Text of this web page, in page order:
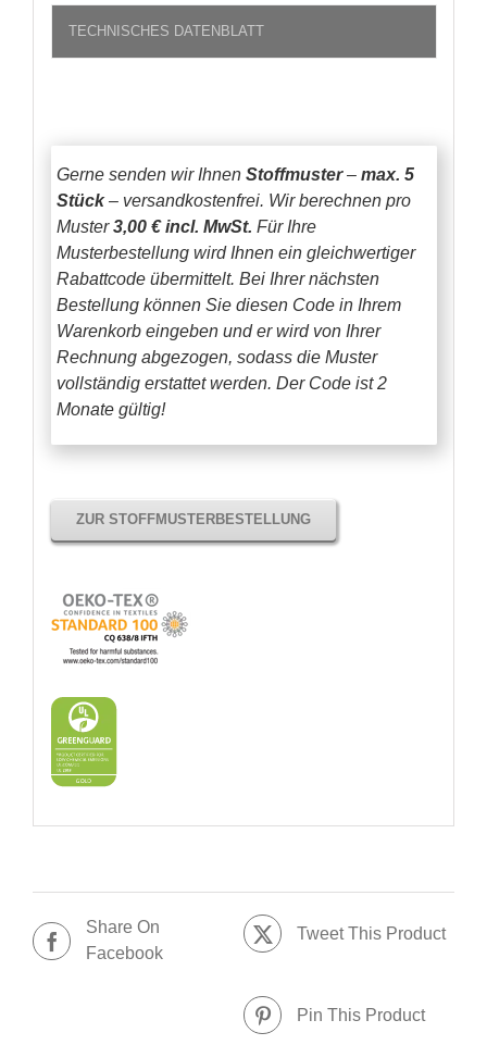
TECHNISCHES DATENBLATT
Gerne senden wir Ihnen Stoffmuster– max. 5
Stück– versandkostenfrei. Wir berechnen pro
Muster3,00 € incl. MwSt. Für Ihre
Musterbestellung wird Ihnen ein gleichwertiger
Rabattcode übermittelt. Bei Ihrer nächsten
Bestellung können Sie diesen Code in Ihrem
Warenkorb eingeben und er wird von Ihrer
Rechnung abgezogen, sodass die Muster
vollständig erstattet werden. Der Code ist 2
Monate gültig!
ZUR STOFFMUSTERBESTELLUNG
Share On
Facebook
Tweet This Product
Pin This Product